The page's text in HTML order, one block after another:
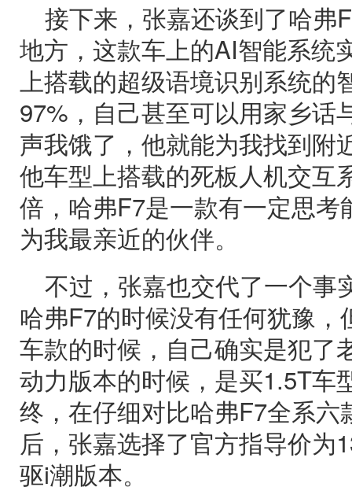
接下来，张嘉还谈到了哈弗
地方，这款车上的AI智能系统
上搭载的超级语境识别系统的
97%，自己甚至可以用家乡话
声我饿了，他就能为我找到附
他车型上搭载的死板人机交互
倍，哈弗F7是一款有一定思
为我最亲近的伙伴。
不过，张嘉也交代了一个事
哈弗F7的时候没有任何犹豫
车款的时候，自己确实是犯了
动力版本的时候，是买1.5T车
终，在仔细对比哈弗F7全系
后，张嘉选择了官方指导价为
驱i潮版本。